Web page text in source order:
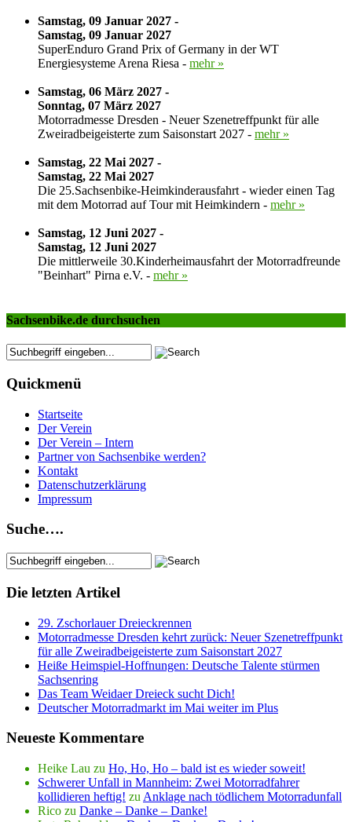
Samstag, 09 Januar 2027 -
Samstag, 09 Januar 2027
SuperEnduro Grand Prix of Germany in der WT
Energiesysteme Arena Riesa - mehr »
Samstag, 06 März 2027 -
Sonntag, 07 März 2027
Motorradmesse Dresden - Neuer Szenetreffpunkt für alle
Zweiradbeigeisterte zum Saisonstart 2027 - mehr »
Samstag, 22 Mai 2027 -
Samstag, 22 Mai 2027
Die 25.Sachsenbike-Heimkinderausfahrt - wieder einen Tag
mit dem Motorrad auf Tour mit Heimkindern - mehr »
Samstag, 12 Juni 2027 -
Samstag, 12 Juni 2027
Die mittlerweile 30.Kinderheimausfahrt der Motorradfreunde
"Beinhart" Pirna e.V. - mehr »
Sachsenbike.de durchsuchen
Quickmenü
Startseite
Der Verein
Der Verein – Intern
Partner von Sachsenbike werden?
Kontakt
Datenschutzerklärung
Impressum
Suche….
Die letzten Artikel
29. Zschorlauer Dreieckrennen
Motorradmesse Dresden kehrt zurück: Neuer Szenetreffpunkt
für alle Zweiradbeigeisterte zum Saisonstart 2027
Heiße Heimspiel-Hoffnungen: Deutsche Talente stürmen
Sachsenring
Das Team Weidaer Dreieck sucht Dich!
Deutscher Motorradmarkt im Mai weiter im Plus
Neueste Kommentare
Heike Lau zu Ho, Ho, Ho – bald ist es wieder soweit!
Schwerer Unfall in Mannheim: Zwei Motorradfahrer
kollidieren heftig! zu Anklage nach tödlichem Motorradunfall
Rico zu Danke – Danke – Danke!